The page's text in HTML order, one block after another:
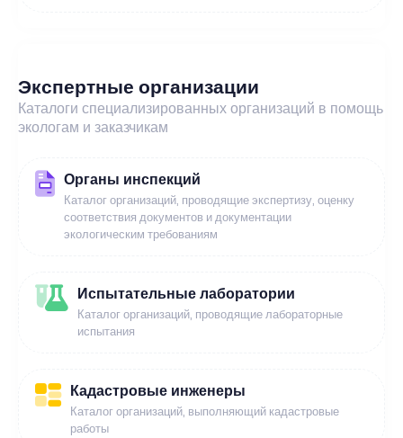
Экспертные организации
Каталоги специализированных организаций в помощь
экологам и заказчикам
Органы инспекций
Каталог организаций, проводящие экспертизу, оценку
соответствия документов и документации
экологическим требованиям
Испытательные лаборатории
Каталог организаций, проводящие лабораторные
испытания
Кадастровые инженеры
Каталог организаций, выполняющий кадастровые
работы